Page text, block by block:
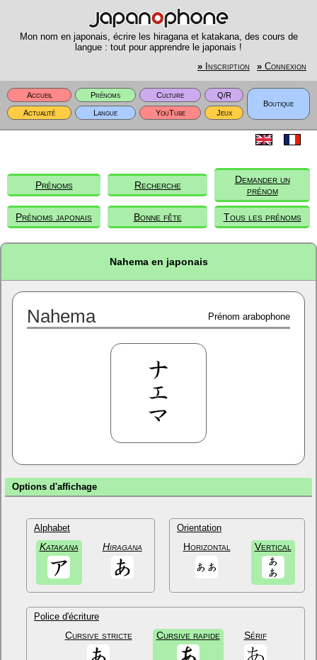
Mon nom en japonais, écrire les hiragana et katakana, des cours de
langue : tout pour apprendre le japonais !
» Inscription » Connexion
Accueil Prénoms Culture
Q/R
Boutique
Actualité
Langue YouTube Jeux
Prénoms Recherche
Demander un
prénom
Prénoms japonais Bonne fête Tous les prénoms
Nahema en japonais
Nahema Prénom arabophone
Options d'affichage
Alphabet
Katakana Hiragana
Orientation
Horizontal Vertical
Police d'écriture
Cursive stricte Cursive rapide Sérif